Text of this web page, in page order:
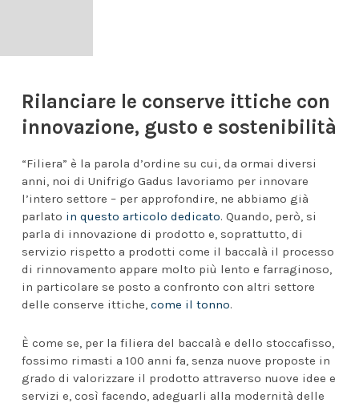
Rilanciare le conserve ittiche con
innovazione, gusto e sostenibilità
“Filiera” è la parola d’ordine su cui, da ormai diversi
anni, noi di Unifrigo Gadus lavoriamo per innovare
l’intero settore – per approfondire, ne abbiamo già
parlato in questo articolo dedicato. Quando, però, si
parla di innovazione di prodotto e, soprattutto, di
servizio rispetto a prodotti come il baccalà il processo
di rinnovamento appare molto più lento e farraginoso,
in particolare se posto a confronto con altri settore
delle conserve ittiche, come il tonno.
È come se, per la filiera del baccalà e dello stoccafisso,
fossimo rimasti a 100 anni fa, senza nuove proposte in
grado di valorizzare il prodotto attraverso nuove idee e
servizi e, così facendo, adeguarli alla modernità delle